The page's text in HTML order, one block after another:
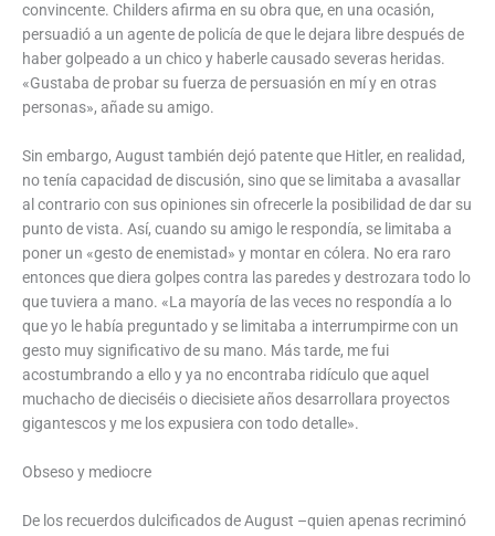
convincente. Childers afirma en su obra que, en una ocasión,
persuadió a un agente de policía de que le dejara libre después de
haber golpeado a un chico y haberle causado severas heridas.
«Gustaba de probar su fuerza de persuasión en mí y en otras
personas», añade su amigo.
Sin embargo, August también dejó patente que Hitler, en realidad,
no tenía capacidad de discusión, sino que se limitaba a avasallar
al contrario con sus opiniones sin ofrecerle la posibilidad de dar su
punto de vista. Así, cuando su amigo le respondía, se limitaba a
poner un «gesto de enemistad» y montar en cólera. No era raro
entonces que diera golpes contra las paredes y destrozara todo lo
que tuviera a mano. «La mayoría de las veces no respondía a lo
que yo le había preguntado y se limitaba a interrumpirme con un
gesto muy significativo de su mano. Más tarde, me fui
acostumbrando a ello y ya no encontraba ridículo que aquel
muchacho de dieciséis o diecisiete años desarrollara proyectos
gigantescos y me los expusiera con todo detalle».
Obseso y mediocre
De los recuerdos dulcificados de August –quien apenas recriminó